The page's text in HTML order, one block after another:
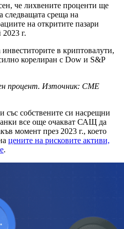
че лихвените проценти ще
следващата среща на
на откритите пазари
г.
в криптовалути,
корелиран с Dow и S&P
процент. Източник: CME
собствените си насрещни
все още очакват САЩ да
момент през 2023 г., което
цените на рисковите активи,
.